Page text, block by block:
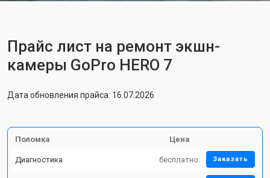
Прайс лист на ремонт экшн-
камеры GoPro HERO 7
Дата обновления прайса: 16.07.2026
Поломка Цена
Диагностика бесплатно Заказать